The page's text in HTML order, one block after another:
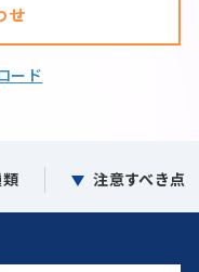
せ
ード
注意すべき点